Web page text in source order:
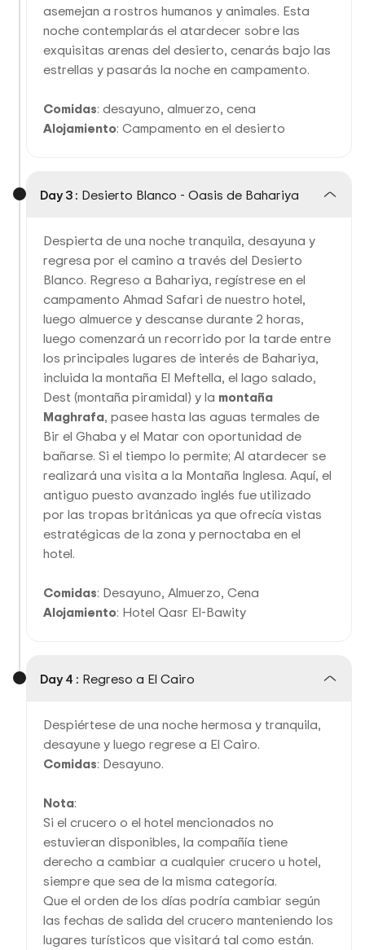
asemejan a rostros humanos y animales. Esta
noche contemplarás el atardecer sobre las
exquisitas arenas del desierto, cenarás bajo las
estrellas y pasarás la noche en campamento.
Comidas: desayuno, almuerzo, cena
Alojamiento: Campamento en el desierto
Day 3 : Desierto Blanco - Oasis de Bahariya
Despierta de una noche tranquila, desayuna y
regresa por el camino a través del Desierto
Blanco. Regreso a Bahariya, regístrese en el
campamento Ahmad Safari de nuestro hotel,
luego almuerce y descanse durante 2 horas,
luego comenzará un recorrido por la tarde entre
los principales lugares de interés de Bahariya,
incluida la montaña El Meftella, el lago salado,
Dest (montaña piramidal) y la montaña
Maghrafa, pasee hasta las aguas termales de
Bir el Ghaba y el Matar con oportunidad de
bañarse. Si el tiempo lo permite; Al atardecer se
realizará una visita a la Montaña Inglesa. Aquí, el
antiguo puesto avanzado inglés fue utilizado
por las tropas británicas ya que ofrecía vistas
estratégicas de la zona y pernoctaba en el
hotel.
Comidas: Desayuno, Almuerzo, Cena
Alojamiento: Hotel Qasr El-Bawity
Day 4 : Regreso a El Cairo
Despiértese de una noche hermosa y tranquila,
desayune y luego regrese a El Cairo.
Comidas: Desayuno.
Nota:
Si el crucero o el hotel mencionados no
estuvieran disponibles, la compañía tiene
derecho a cambiar a cualquier crucero u hotel,
siempre que sea de la misma categoría.
Que el orden de los días podría cambiar según
las fechas de salida del crucero manteniendo los
lugares turísticos que visitará tal como están.